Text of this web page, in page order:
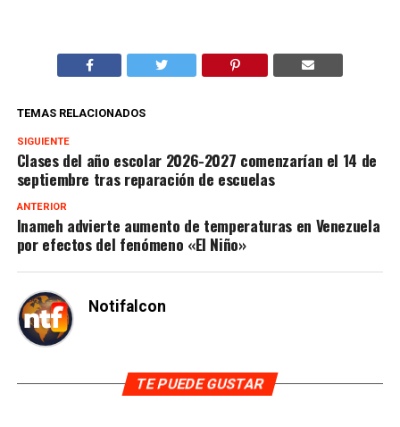
TEMAS RELACIONADOS
SIGUIENTE
Clases del año escolar 2026-2027 comenzarían el 14 de
septiembre tras reparación de escuelas
ANTERIOR
Inameh advierte aumento de temperaturas en Venezuela
por efectos del fenómeno «El Niño»
Notifalcon
TE PUEDE GUSTAR